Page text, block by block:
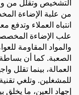
التشخيص وتقلل من
من علبة الإضاءة
انتباه العملاء وتدفع
علب الإضاءة
والمواد المقاومة
الصعبة. كما أن
العمالة، بينما تقلل
للمشغلين. وتلغي
إجهاد العين، ما